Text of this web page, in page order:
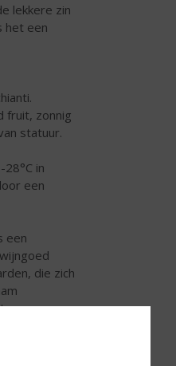
lekkere zin
het een
fruit, zonnig
statuur.
in
een
een
die zich